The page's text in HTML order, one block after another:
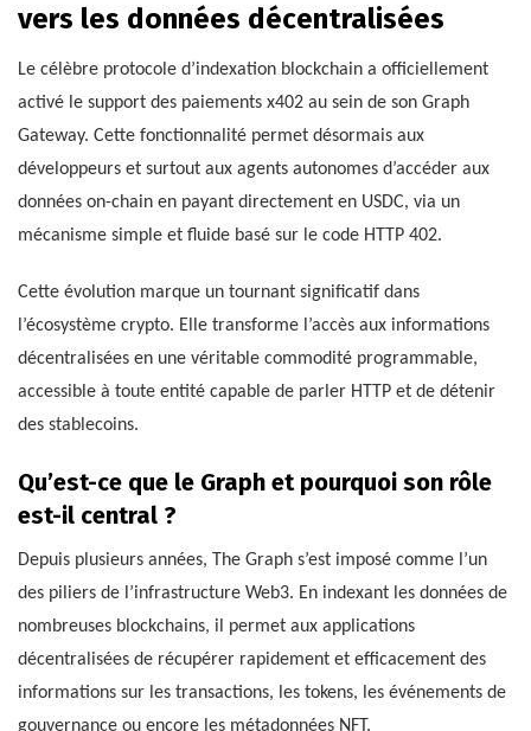
vers les données décentralisées
Le célèbre protocole d’indexation blockchain a officiellement
activé le support des paiements x402 au sein de son Graph
Gateway. Cette fonctionnalité permet désormais aux
développeurs et surtout aux agents autonomes d’accéder aux
données on-chain en payant directement en USDC, via un
mécanisme simple et fluide basé sur le code HTTP 402.
Cette évolution marque un tournant significatif dans
l’écosystème crypto. Elle transforme l’accès aux informations
décentralisées en une véritable commodité programmable,
accessible à toute entité capable de parler HTTP et de détenir
des stablecoins.
Qu’est-ce que le Graph et pourquoi son rôle
est-il central ?
Depuis plusieurs années, The Graph s’est imposé comme l’un
des piliers de l’infrastructure Web3. En indexant les données de
nombreuses blockchains, il permet aux applications
décentralisées de récupérer rapidement et efficacement des
informations sur les transactions, les tokens, les événements de
gouvernance ou encore les métadonnées NFT.